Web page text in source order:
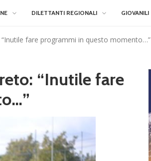
DILETTANTI REGIONALI GIOVANILI
fare programmi in questo momento…”
“Inutile fare